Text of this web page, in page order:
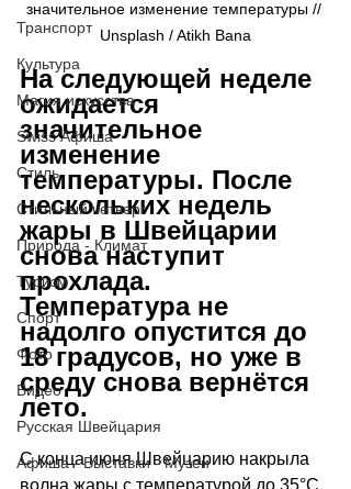
Транспорт
Культура
Магия искусства
Swiss Афиша
Стиль
Стильный четверг
Природа - Климат
Туризм
Спорт
Фото
Видео
Русская Швейцария
Афиша - Выставки - Музеи
значительное изменение температуры //
Unsplash / Atikh Bana
На следующей неделе
ожидается
значительное
изменение
температуры. После
нескольких недель
жары в Швейцарии
снова наступит
прохлада.
Температура не
надолго опустится до
18 градусов, но уже в
среду снова вернётся
лето.
С конца июня Швейцарию накрыла
волна жары с температурой до 35°C.